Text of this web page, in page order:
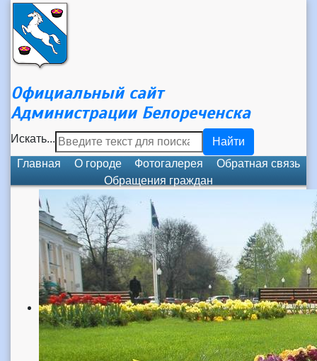
Официальный сайт
Администрации Белореченска
Искать...
Найти
Главная
О городе Фотогалерея
Обратная связь
Обращения граждан